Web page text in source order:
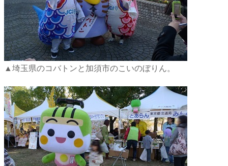
▲埼玉県のコバトンと加須市のこいのぼりん。